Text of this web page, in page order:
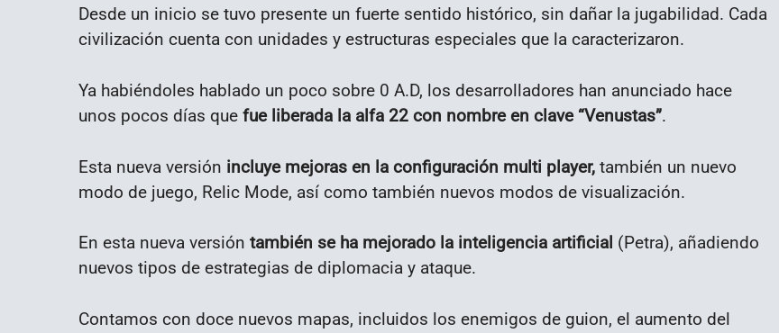
Desde un inicio se tuvo presente un fuerte sentido histórico, sin dañar la jugabilidad. Cada
civilización cuenta con unidades y estructuras especiales que la caracterizaron.
Ya habiéndoles hablado un poco sobre 0 A.D, los desarrolladores han anunciado hace
unos pocos días que fue liberada la alfa 22 con nombre en clave “Venustas”.
Esta nueva versión incluye mejoras en la configuración multi player, también un nuevo
modo de juego, Relic Mode, así como también nuevos modos de visualización.
En esta nueva versión también se ha mejorado la inteligencia artificial (Petra), añadiendo
nuevos tipos de estrategias de diplomacia y ataque.
Contamos con doce nuevos mapas, incluidos los enemigos de guion, el aumento del